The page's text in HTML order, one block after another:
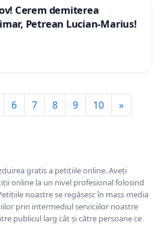
Cerem demiterea
Petrean Lucian-Marius!
6 7 8 9 10 »
gratis a petițiile online. Aveți
online la un nivel profesional folosind
noastre se regăsesc în mass media
prin intermediul serviciilor noastre
publicul larg cât și către persoane ce